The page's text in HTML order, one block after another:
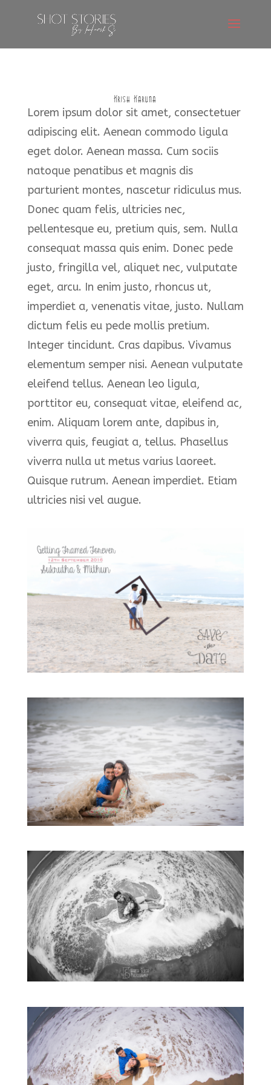
Krish Karuna
Lorem ipsum dolor sit amet, consectetuer
adipiscing elit. Aenean commodo ligula
eget dolor. Aenean massa. Cum sociis
natoque penatibus et magnis dis
parturient montes, nascetur ridiculus mus.
Donec quam felis, ultricies nec,
pellentesque eu, pretium quis, sem. Nulla
consequat massa quis enim. Donec pede
justo, fringilla vel, aliquet nec, vulputate
eget, arcu. In enim justo, rhoncus ut,
imperdiet a, venenatis vitae, justo. Nullam
dictum felis eu pede mollis pretium.
Integer tincidunt. Cras dapibus. Vivamus
elementum semper nisi. Aenean vulputate
eleifend tellus. Aenean leo ligula,
porttitor eu, consequat vitae, eleifend ac,
enim. Aliquam lorem ante, dapibus in,
viverra quis, feugiat a, tellus. Phasellus
viverra nulla ut metus varius laoreet.
Quisque rutrum. Aenean imperdiet. Etiam
ultricies nisi vel augue.